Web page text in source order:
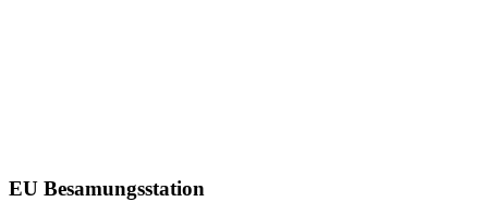
EU Besamungsstation